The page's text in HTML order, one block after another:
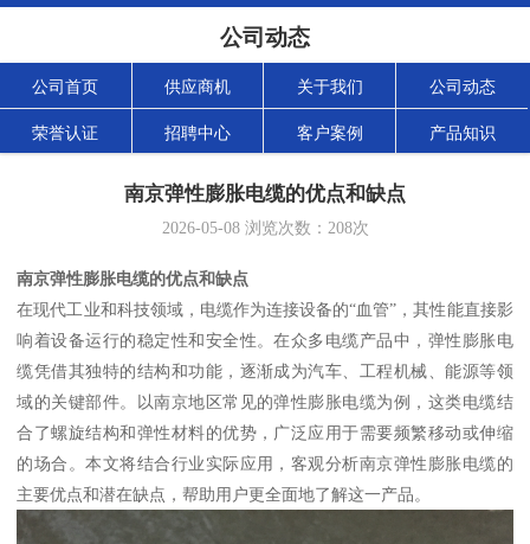
公司动态
公司首页 供应商机 关于我们 公司动态
荣誉认证 招聘中心 客户案例 产品知识
南京弹性膨胀电缆的优点和缺点
2026-05-08浏览次数： 208次
南京弹性膨胀电缆的优点和缺点
在现代工业和科技领域，电缆作为连接设备的“血管”，其性能直接影
响着设备运行的稳定性和安全性。在众多电缆产品中，弹性膨胀电
缆凭借其独特的结构和功能，逐渐成为汽车、工程机械、能源等领
域的关键部件。以南京地区常见的弹性膨胀电缆为例，这类电缆结
合了螺旋结构和弹性材料的优势，广泛应用于需要频繁移动或伸缩
的场合。本文将结合行业实际应用，客观分析南京弹性膨胀电缆的
主要优点和潜在缺点，帮助用户更全面地了解这一产品。